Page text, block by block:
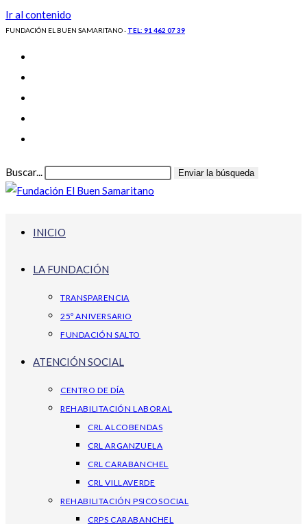
Ir al contenido
FUNDACIÓN EL BUEN SAMARITANO - TEL: 91 462 07 39
Buscar... Enviar la búsqueda
INICIO
LA FUNDACIÓN
TRANSPARENCIA
25º ANIVERSARIO
FUNDACIÓN SALTO
ATENCIÓN SOCIAL
CENTRO DE DÍA
REHABILITACIÓN LABORAL
CRL ALCOBENDAS
CRL ARGANZUELA
CRL CARABANCHEL
CRL VILLAVERDE
REHABILITACIÓN PSICOSOCIAL
CRPS CARABANCHEL